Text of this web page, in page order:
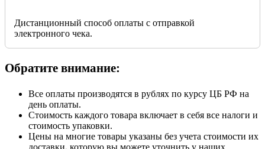
Дистанционный способ оплаты с отправкой
электронного чека.
Обратите внимание:
Все оплаты производятся в рублях по курсу ЦБ РФ на
день оплаты.
Стоимость каждого товара включает в себя все налоги и
стоимость упаковки.
Цены на многие товары указаны без учета стоимости их
доставки, которую вы можете уточнить у наших